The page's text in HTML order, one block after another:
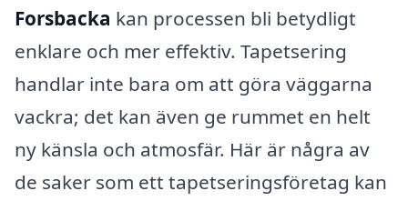
Forsbacka kan processen bli betydligt
enklare och mer effektiv. Tapetsering
handlar inte bara om att göra väggarna
vackra; det kan även ge rummet en helt
ny känsla och atmosfär. Här är några av
de saker som ett tapetseringsföretag kan